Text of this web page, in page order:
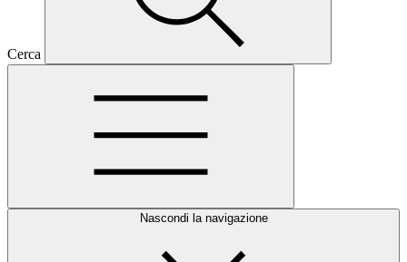
Cerca
Nascondi la navigazione